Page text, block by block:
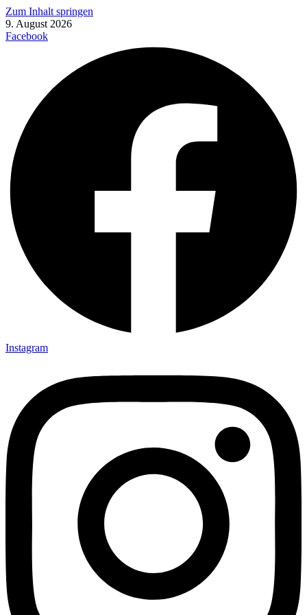
Zum Inhalt springen
9. August 2026
Facebook
Instagram